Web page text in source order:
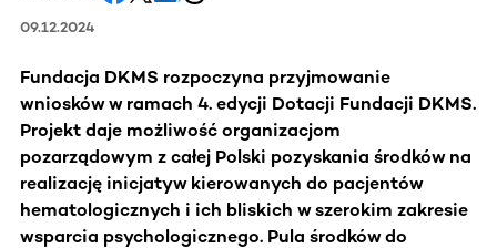
09.12.2024
Fundacja DKMS rozpoczyna przyjmowanie
wniosków w ramach 4. edycji Dotacji Fundacji DKMS.
Projekt daje możliwość organizacjom
pozarządowym z całej Polski pozyskania środków na
realizację inicjatyw kierowanych do pacjentów
hematologicznych i ich bliskich w szerokim zakresie
wsparcia psychologicznego. Pula środków do